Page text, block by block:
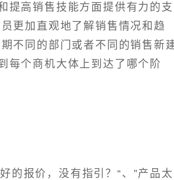
提高销售技能方面提供有力的支
更加直观地了解销售情况和趋
不同的部门或者不同的销售新
每个商机大体上到达了哪个阶
的报价，没有指引？“、”产品太